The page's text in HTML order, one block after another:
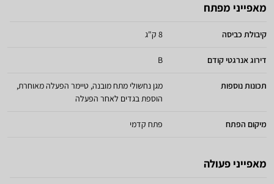
מאפייני מפתח
קיבולת כביסה 8 ק"ג
דירוג אנרגטי קודם B
תכונות נוספות
מגן נחשולי מתח מובנה, טיימר הפעלה מאוחרת,
הוספת בגדים לאחר הפעלה
מיקום הפתח פתח קדמי
מאפייני פעולה